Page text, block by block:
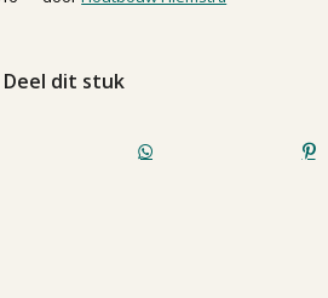
Deel dit stuk